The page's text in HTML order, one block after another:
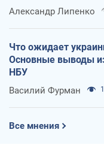
Александр Липенко
Что ожидает
Основные выводы
НБУ
Василий Фурман
Все мнения